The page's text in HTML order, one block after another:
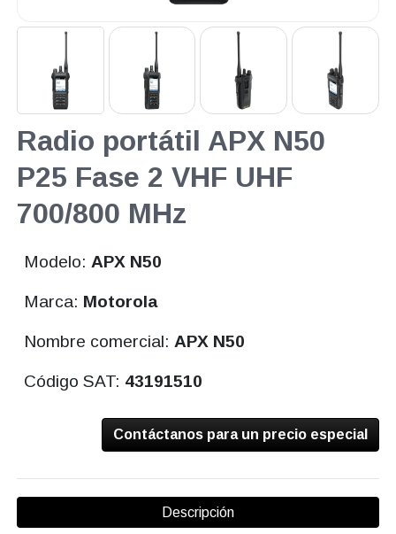
Radio portátil APX N50
P25 Fase 2 VHF UHF
700/800 MHz
Modelo: APX N50
Marca: Motorola
Nombre comercial: APX N50
Código SAT: 43191510
Contáctanos para un precio especial
Descripción